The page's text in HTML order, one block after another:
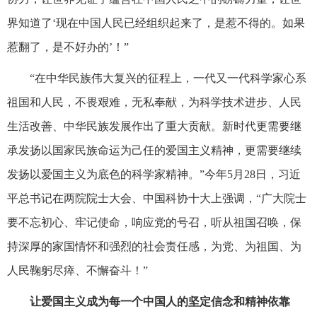
界知道了‘现在中国人民已经组织起来了，是惹不得的。如果
惹翻了，是不好办的’！”
“在中华民族伟大复兴的征程上，一代又一代科学家心系
祖国和人民，不畏艰难，无私奉献，为科学技术进步、人民
生活改善、中华民族发展作出了重大贡献。新时代更需要继
承发扬以国家民族命运为己任的爱国主义精神，更需要继续
发扬以爱国主义为底色的科学家精神。”今年5月28日，习近
平总书记在两院院士大会、中国科协十大上强调，“广大院士
要不忘初心、牢记使命，响应党的号召，听从祖国召唤，保
持深厚的家国情怀和强烈的社会责任感，为党、为祖国、为
人民鞠躬尽瘁、不懈奋斗！”
让爱国主义成为每一个中国人的坚定信念和精神依靠